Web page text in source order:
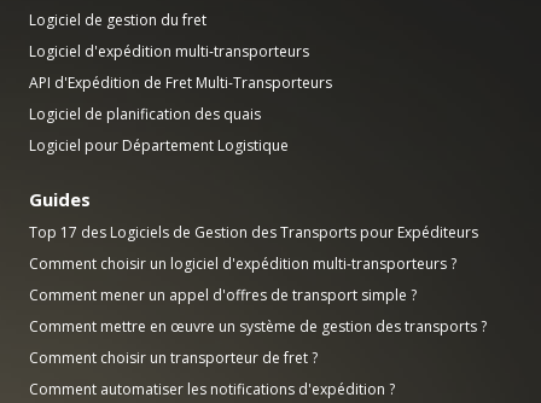
Logiciel de gestion du fret
Logiciel d'expédition multi-transporteurs
API d'Expédition de Fret Multi-Transporteurs
Logiciel de planification des quais
Logiciel pour Département Logistique
Guides
Top 17 des Logiciels de Gestion des Transports pour Expéditeurs
Comment choisir un logiciel d'expédition multi-transporteurs ?
Comment mener un appel d'offres de transport simple ?
Comment mettre en œuvre un système de gestion des transports ?
Comment choisir un transporteur de fret ?
Comment automatiser les notifications d'expédition ?